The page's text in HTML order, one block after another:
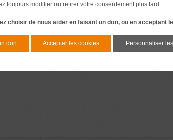
toujours modifier ou retirer votre consentement plus tard.
choisir de nous aider en faisant un don, ou en acceptant
don Accepter les cookies Personnaliser